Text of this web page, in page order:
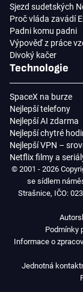
Sjezd sudetských
Proč vláda zavádí
Padni komu padni
Výpověď z práce
Divoký kačer
Technologie
SpaceX na burze
Nejlepší telefony
Nejlepší AI zdarma
Nejlepší chytré
Nejlepší VPN –
Netflix filmy a
© 2001 - 2026
se sídlem
Strašnice, IČO:
Podmínky
Informace o
Jednotná